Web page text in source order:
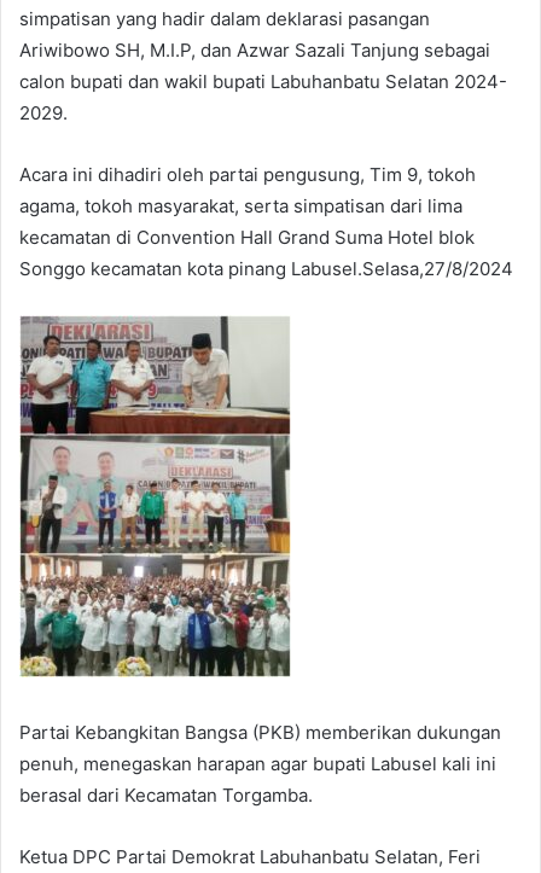
simpatisan yang hadir dalam deklarasi pasangan
Ariwibowo SH, M.I.P, dan Azwar Sazali Tanjung sebagai
calon bupati dan wakil bupati Labuhanbatu Selatan 2024-
2029.
Acara ini dihadiri oleh partai pengusung, Tim 9, tokoh
agama, tokoh masyarakat, serta simpatisan dari lima
kecamatan di Convention Hall Grand Suma Hotel blok
Songgo kecamatan kota pinang Labusel.Selasa,27/8/2024
Partai Kebangkitan Bangsa (PKB) memberikan dukungan
penuh, menegaskan harapan agar bupati Labusel kali ini
berasal dari Kecamatan Torgamba.
Ketua DPC Partai Demokrat Labuhanbatu Selatan, Feri